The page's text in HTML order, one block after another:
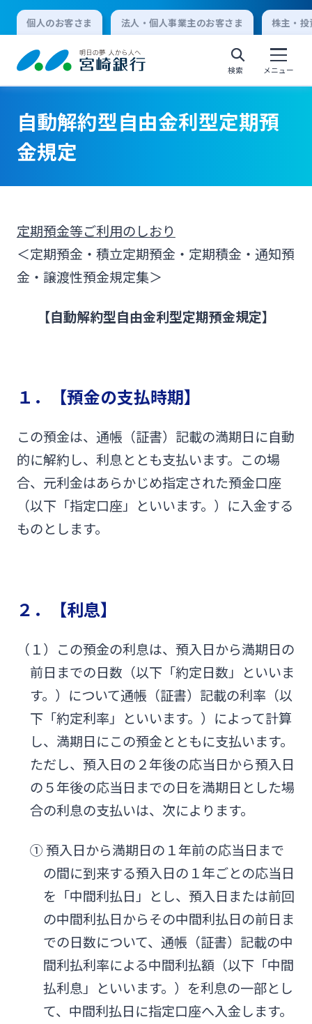
個人のお客さま 法人・個人事業主のお客さま 株主・
検索 メニュー
個人向けインターネットバンキング
ログオン
法人向けインターネットバンキング
ログオン
よくあるご質問 チャットで相談
English
株主・投資家の皆さま
宮崎銀行について
ニュースリリース一覧
お問い合わせ先一覧
自動解約型自由金利型定期預
金規定
定期預金等ご利用のしおり
＜定期預金・積立定期預金・定期積金・通知預
金・譲渡性預金規定集＞
【自動解約型自由金利型定期預金規定】
１．【預金の支払時期】
この預金は、通帳（証書）記載の満期日に自動
的に解約し、利息ととも支払います。この場
合、元利金はあらかじめ指定された預金口座
（以下「指定口座」といいます。）に入金する
ものとします。
２．【利息】
（１）この預金の利息は、預入日から満期日の
前日までの日数（以下「約定日数」といいま
す。）について通帳（証書）記載の利率（以
下「約定利率」といいます。）によって計算
し、満期日にこの預金とともに支払います。
ただし、預入日の２年後の応当日から預入日
の５年後の応当日までの日を満期日とした場
合の利息の支払いは、次によります。
① 預入日から満期日の１年前の応当日まで
の間に到来する預入日の１年ごとの応当日
を「中間利払日」とし、預入日または前回
の中間利払日からその中間利払日の前日ま
での日数について、通帳（証書）記載の中
間利払利率による中間利払額（以下「中間
払利息」といいます。）を利息の一部とし
て、中間利払日に指定口座へ入金します。